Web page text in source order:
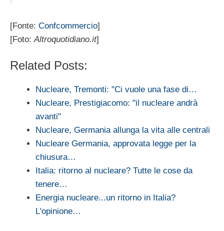
[Fonte: Confcommercio]
[Foto: Altroquotidiano.it]
Related Posts:
Nucleare, Tremonti: "Ci vuole una fase di…
Nucleare, Prestigiacomo: "il nucleare andrà
avanti"
Nucleare, Germania allunga la vita alle centrali
Nucleare Germania, approvata legge per la
chiusura…
Italia: ritorno al nucleare? Tutte le cose da
tenere…
Energia nucleare...un ritorno in Italia?
L'opinione…